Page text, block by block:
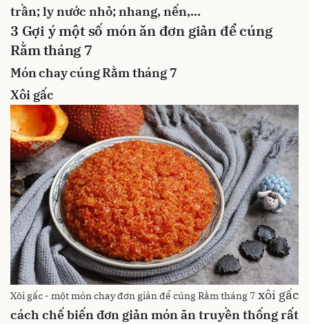
trần; ly nước nhỏ; nhang, nến,...
3 Gợi ý một số món ăn đơn giản để cúng
Rằm tháng 7
Món chay cúng Rằm tháng 7
Xôi gấc
Xôi gấc - một món chay đơn giản để cúng Rằm tháng 7 xôi gấc
cách chế biến đơn giảnmón ăn truyền thống rất